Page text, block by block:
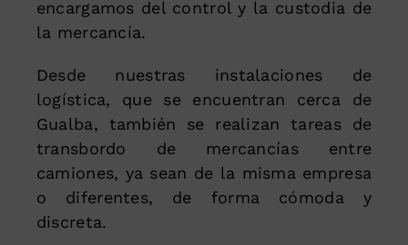
encargamos del control y la custodia de
la mercancía.
Desde nuestras instalaciones de
logística, que se encuentran cerca de
Gualba, también se realizan tareas de
transbordo de mercancías entre
camiones, ya sean de la misma empresa
o diferentes, de forma cómoda y
discreta.